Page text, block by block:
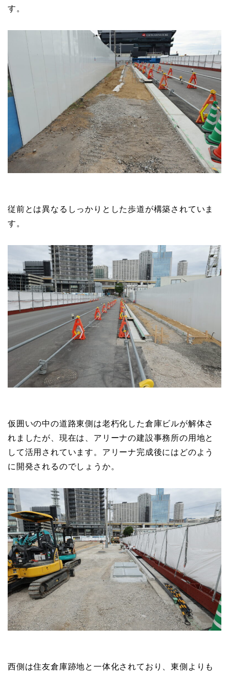
す。
従前とは異なるしっかりとした歩道が構築されていま
す。
仮囲いの中の道路東側は老朽化した倉庫ビルが解体さ
れましたが、現在は、アリーナの建設事務所の用地と
して活用されています。アリーナ完成後にはどのよう
に開発されるのでしょうか。
西側は住友倉庫跡地と一体化されており、東側よりも